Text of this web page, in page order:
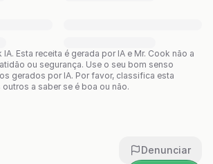
IA. Esta receita é gerada por IA e Mr. Cook não a
ou segurança. Use o seu bom senso
gerados por IA. Por favor, classifica esta
a saber se é boa ou não.
Denunciar